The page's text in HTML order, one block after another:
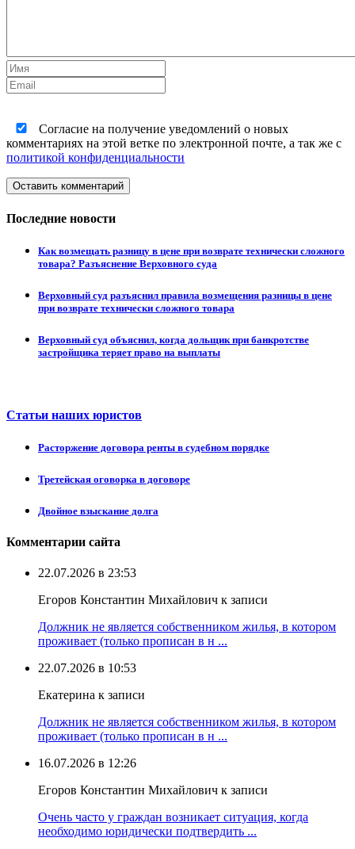
Согласие на получение уведомлений о новых
комментариях на этой ветке по электронной почте, а так же с
политикой конфиденциальности
Оставить комментарий
Последние новости
Как возмещать разницу в цене при возврате технически сложного
товара? Разъяснение Верховного суда
Верховный суд разъяснил правила возмещения разницы в цене
при возврате технически сложного товара
Верховный суд объяснил, когда дольщик при банкротстве
застройщика теряет право на выплаты
Статьи наших юристов
Расторжение договора ренты в судебном порядке
Третейская оговорка в договоре
Двойное взыскание долга
Комментарии сайта
22.07.2026 в 23:53
Егоров Константин Михайлович к записи
Должник не является собственником жилья, в котором
проживает (только прописан в н ...
22.07.2026 в 10:53
Екатерина к записи
Должник не является собственником жилья, в котором
проживает (только прописан в н ...
16.07.2026 в 12:26
Егоров Константин Михайлович к записи
Очень часто у граждан возникает ситуация, когда
необходимо юридически подтвердить ...